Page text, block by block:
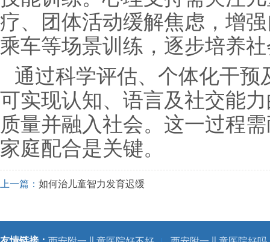
疗、团体活动缓解焦虑，增
乘车等场景训练，逐步培养
通过科学评估、个体化干
可实现认知、语言及社交能
质量并融入社会。这一过程
家庭配合是关键。
上一篇： 如何治儿童智力发育迟缓